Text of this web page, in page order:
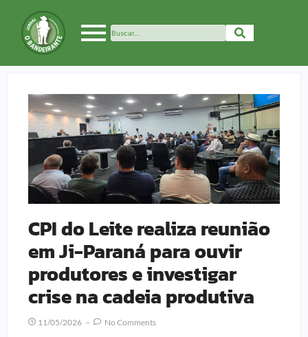
CPI do Leite realiza reunião
em Ji-Paraná para ouvir
produtores e investigar
crise na cadeia produtiva
11/05/2026 No Comments